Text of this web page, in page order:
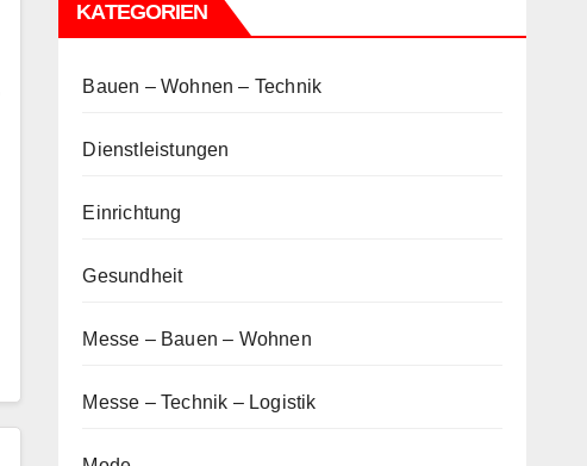
KATEGORIEN
Bauen – Wohnen – Technik
Dienstleistungen
Einrichtung
Gesundheit
Messe – Bauen – Wohnen
Messe – Technik – Logistik